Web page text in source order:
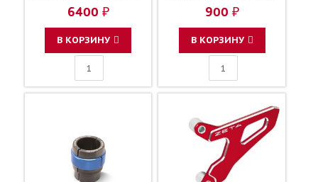
04-06 240мм / MOOSE
RACING 17111424
41080-0076 41080-1514
6400 ₽
В КОРЗИНУ
41080-1516 K4108-
01516 K4108-01517
900 ₽
В КОРЗИНУ